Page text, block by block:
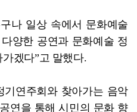
나 일상 속에서 문화예술
양한 공연과 문화예술 정
겠다”고 말했다.
기연주회와 찾아가는 음악
연을 통해 시민의 문화 향